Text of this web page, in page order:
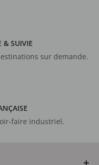
& SUIVIE
sur demande.
faire industriel.